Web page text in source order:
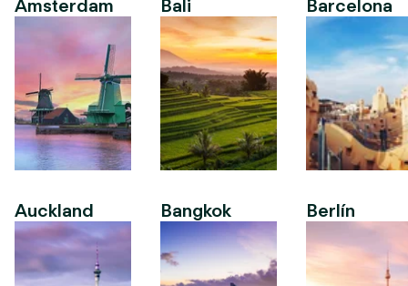
Amsterdam
Auckland
Bali
Bangkok
Barcelona
Berlín